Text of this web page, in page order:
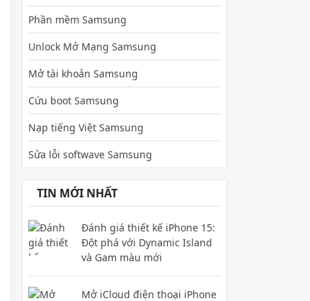
Phần mềm Samsung
Unlock Mở Mạng Samsung
Mở tài khoản Samsung
Cứu boot Samsung
Nạp tiếng Việt Samsung
Sửa lỗi softwave Samsung
TIN MỚI NHẤT
Đánh giá thiết kế iPhone 15:
Đột phá với Dynamic Island
và Gam màu mới
Mở iCloud điện thoại iPhone